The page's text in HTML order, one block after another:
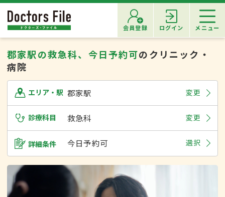
会員登録 ログイン メニュー
郡家駅の救急科、今日予約可のクリニック・
病院
エリア・駅 郡家駅 変更
診療科目 救急科 変更
詳細条件 今日予約可 選択